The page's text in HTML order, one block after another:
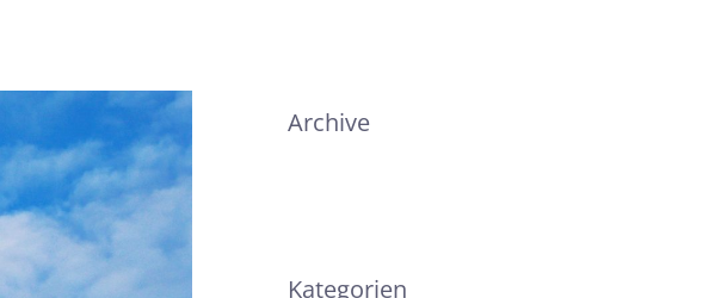
Archive
Kategorien